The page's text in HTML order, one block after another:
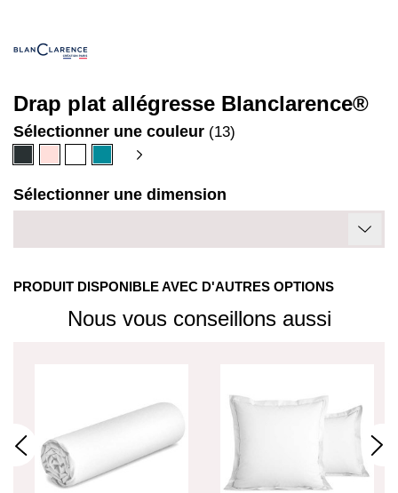
Drap plat allégresse Blanclarence®
Sélectionner une couleur (13)
rosé
canard
Sélectionner une dimension
PRODUIT DISPONIBLE AVEC D'AUTRES OPTIONS
Nous vous conseillons aussi